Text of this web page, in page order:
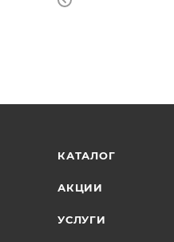
КАТАЛОГ
АКЦИИ
УСЛУГИ